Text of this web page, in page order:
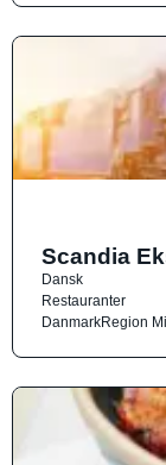
Scandia
Dansk
Restauranter
DanmarkRegion